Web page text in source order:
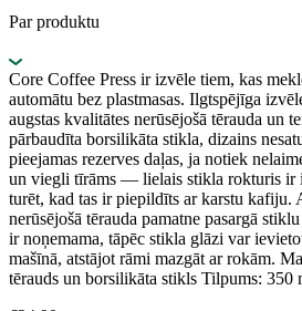
Par produktu
Core Coffee Press ir izvēle tiem, kas
automātu bez plastmasas. Ilgtspējīga
augstas kvalitātes nerūsējošā tērauda un
pārbaudīta borsilikāta stikla, dizains
pieejamas rezerves daļas, ja notiek
un viegli tīrāms — lielais stikla rokturis ir
turēt, kad tas ir piepildīts ar karstu kafiju.
nerūsējošā tērauda pamatne pasargā
ir noņemama, tāpēc stikla glāzi var
mašīnā, atstājot rāmi mazgāt ar rokām.
tērauds un borsilikāta stikls Tilpums: 350